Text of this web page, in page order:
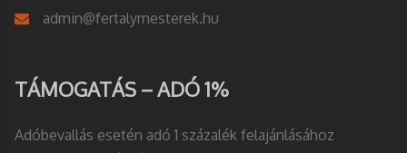
admin@fertalymesterek.hu
TÁMOGATÁS – ADÓ 1%
Adóbevallás esetén adó 1 százalék felajánlásához